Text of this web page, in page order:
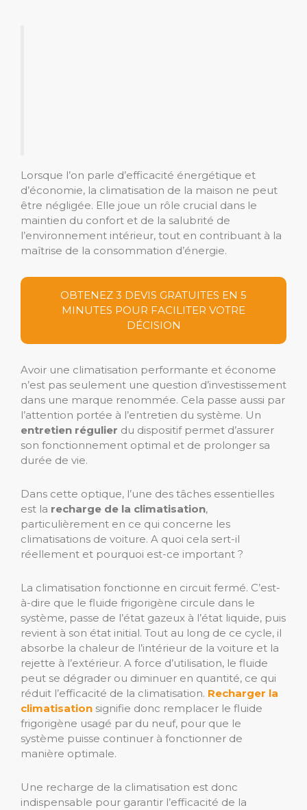
Lorsque l’on parle d’efficacité énergétique et
d’économie, la climatisation de la maison ne peut
être négligée. Elle joue un rôle crucial dans le
maintien du confort et de la salubrité de
l’environnement intérieur, tout en contribuant à la
maîtrise de la consommation d’énergie.
OBTENEZ 3 DEVIS GRATUITES EN 5
MINUTES POUR FACILITER VOTRE
DÉCISION
Avoir une climatisation performante et économe
n’est pas seulement une question d’investissement
dans une marque renommée. Cela passe aussi par
l’attention portée à l’entretien du système. Un
entretien régulier du dispositif permet d’assurer
son fonctionnement optimal et de prolonger sa
durée de vie.
Dans cette optique, l’une des tâches essentielles
est la recharge de la climatisation,
particulièrement en ce qui concerne les
climatisations de voiture. A quoi cela sert-il
réellement et pourquoi est-ce important ?
La climatisation fonctionne en circuit fermé. C’est-
à-dire que le fluide frigorigène circule dans le
système, passe de l’état gazeux à l’état liquide, puis
revient à son état initial. Tout au long de ce cycle, il
absorbe la chaleur de l’intérieur de la voiture et la
rejette à l’extérieur. A force d’utilisation, le fluide
peut se dégrader ou diminuer en quantité, ce qui
réduit l’efficacité de la climatisation. Recharger la
climatisation signifie donc remplacer le fluide
frigorigène usagé par du neuf, pour que le
système puisse continuer à fonctionner de
manière optimale.
Une recharge de la climatisation est donc
indispensable pour garantir l’efficacité de la